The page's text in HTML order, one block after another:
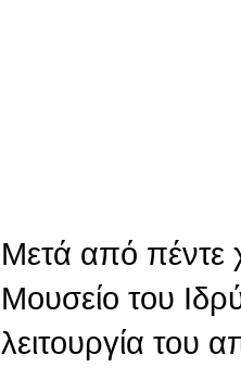
Μετά από πέντε
Μουσείο του
λειτουργία του